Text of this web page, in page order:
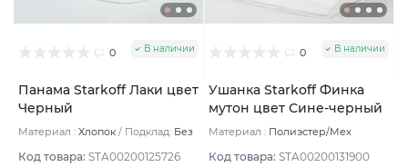
0 В наличии
Панама Starkoff Лаки цвет
Черный
Материал : Хлопок Подклад: Без
Код товара: STA00200125726
0 В наличии
Ушанка Starkoff Финка
мутон цвет Сине-черный
размер 58
Материал : Полиэстер/Мех
Код товара: STA00200131900